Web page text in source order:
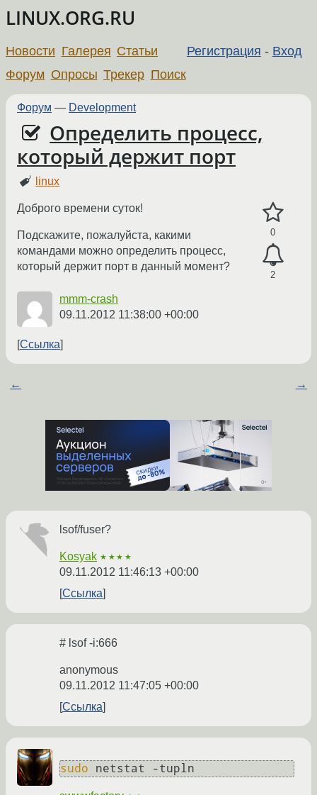
LINUX.ORG.RU
Регистрация - Вход
Новости Галерея Статьи
Форум Опросы Трекер Поиск
Форум — Development
Определить процесс,
который держит порт
linux
0
2
Доброго времени суток!
Подскажите, пожалуйста, какими
командами можно определить процесс,
который держит порт в данный момент?
mmm-crash
09.11.2012 11:38:00 +00:00
Ссылка
← →
lsof/fuser?
Kosyak ★★★★
09.11.2012 11:46:13 +00:00
Ссылка
# lsof -i:666
anonymous
09.11.2012 11:47:05 +00:00
Ссылка
sudo